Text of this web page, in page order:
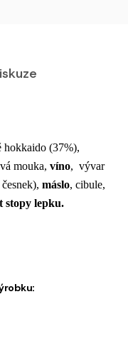
hokkaido (37%),
mouka, víno,  vývar
máslo, cibule,
stopy lepku.